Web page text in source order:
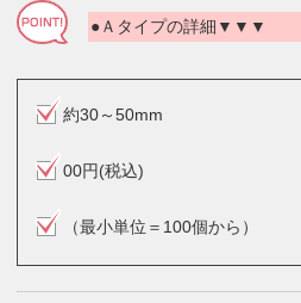
●Ａタイプの詳細▼▼▼
約30～50mm
00円(税込)
（最小単位＝100個から）